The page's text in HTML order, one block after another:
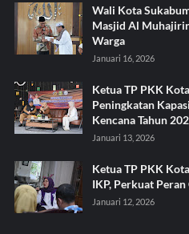
Wali Kota
Masjid Al
Warga
Januari 16, 2026
Ketua TP PKK
Peningkatan
Kencana Tahun
Januari 13, 2026
Ketua TP PKK
IKP, Perkuat
Januari 12, 2026